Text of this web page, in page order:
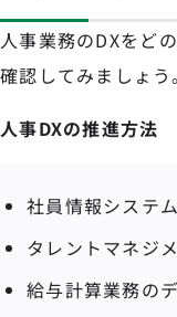
人事業務のDXをど
確認してみましょう。
人事DXの推進方法
社員情報システ
タレントマネジ
給与計算業務の